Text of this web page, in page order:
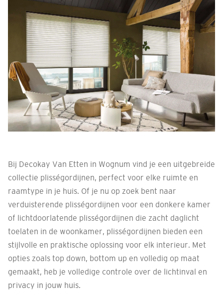
Bij Decokay Van Etten in Wognum vind je een uitgebreide
collectie plisségordijnen, perfect voor elke ruimte en
raamtype in je huis. Of je nu op zoek bent naar
verduisterende plisségordijnen voor een donkere kamer
of lichtdoorlatende plisségordijnen die zacht daglicht
toelaten in de woonkamer, plisségordijnen bieden een
stijlvolle en praktische oplossing voor elk interieur. Met
opties zoals top down, bottom up en volledig op maat
gemaakt, heb je volledige controle over de lichtinval en
privacy in jouw huis.